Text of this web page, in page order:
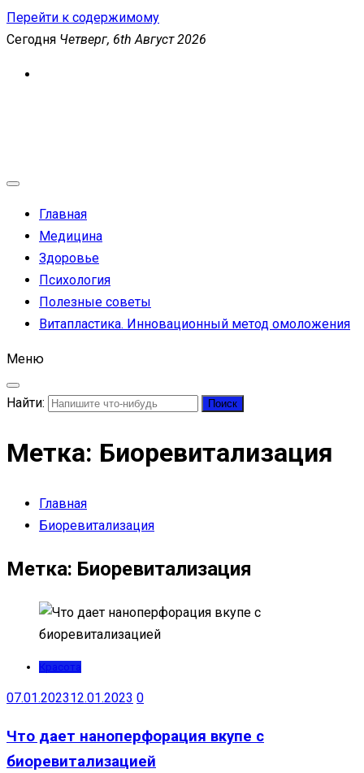
Перейти к содержимому
Сегодня Четверг, 6th Август 2026
Главная
Медицина
Здоровье
Психология
Полезные советы
Витапластика. Инновационный метод омоложения
Меню
Найти:
Метка: Биоревитализация
Главная
Биоревитализация
Метка: Биоревитализация
Красота
07.01.202312.01.2023 0
Что дает наноперфорация вкупе с
биоревитализацией